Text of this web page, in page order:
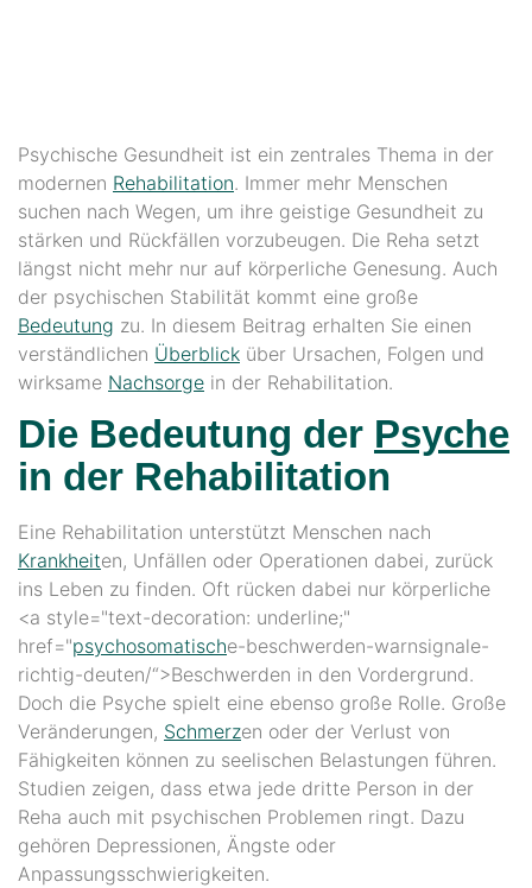
Psychische Gesundheit ist ein zentrales Thema in der
modernen Rehabilitation. Immer mehr Menschen
suchen nach Wegen, um ihre geistige Gesundheit zu
stärken und Rückfällen vorzubeugen. Die Reha setzt
längst nicht mehr nur auf körperliche Genesung. Auch
der psychischen Stabilität kommt eine große
Bedeutung zu. In diesem Beitrag erhalten Sie einen
verständlichen Überblick über Ursachen, Folgen und
wirksame Nachsorge in der Rehabilitation.
Die Bedeutung der Psyche
in der Rehabilitation
Eine Rehabilitation unterstützt Menschen nach
Krankheiten, Unfällen oder Operationen dabei, zurück
ins Leben zu finden. Oft rücken dabei nur körperliche
<a style="text-decoration: underline;"
href="psychosomatische-beschwerden-warnsignale-
richtig-deuten/“>Beschwerden in den Vordergrund.
Doch die Psyche spielt eine ebenso große Rolle. Große
Veränderungen, Schmerzen oder der Verlust von
Fähigkeiten können zu seelischen Belastungen führen.
Studien zeigen, dass etwa jede dritte Person in der
Reha auch mit psychischen Problemen ringt. Dazu
gehören Depressionen, Ängste oder
Anpassungsschwierigkeiten.